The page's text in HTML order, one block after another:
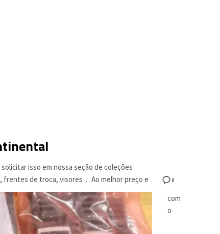
0
isso em nossa seção de coleções
frentes de troca, visores… Ao melhor preço e
com
o